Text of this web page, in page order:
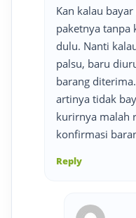
Kan kalau
paketnya
dulu. Nanti
palsu, baru
barang
artinya tidak
kurirnya malah
konfirmasi
Reply